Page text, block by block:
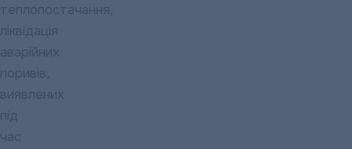
теплопостачання,
ліквідація
аварійних
поривів,
виявлених
під
час